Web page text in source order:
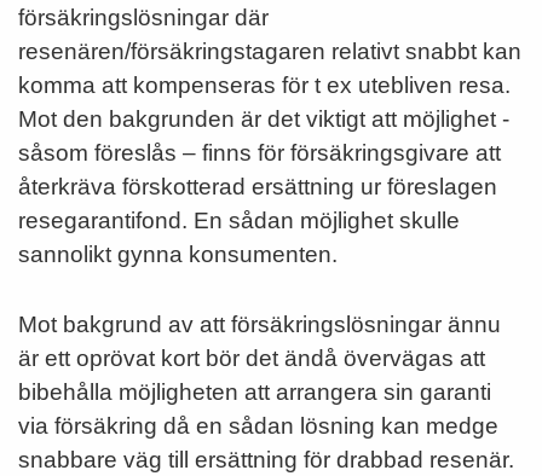
försäkringslösningar där
resenären/försäkringstagaren relativt snabbt kan
komma att kompenseras för t ex utebliven resa.
Mot den bakgrunden är det viktigt att möjlighet -
såsom föreslås – finns för försäkringsgivare att
återkräva förskotterad ersättning ur föreslagen
resegarantifond. En sådan möjlighet skulle
sannolikt gynna konsumenten.
Mot bakgrund av att försäkringslösningar ännu
är ett oprövat kort bör det ändå övervägas att
bibehålla möjligheten att arrangera sin garanti
via försäkring då en sådan lösning kan medge
snabbare väg till ersättning för drabbad resenär.